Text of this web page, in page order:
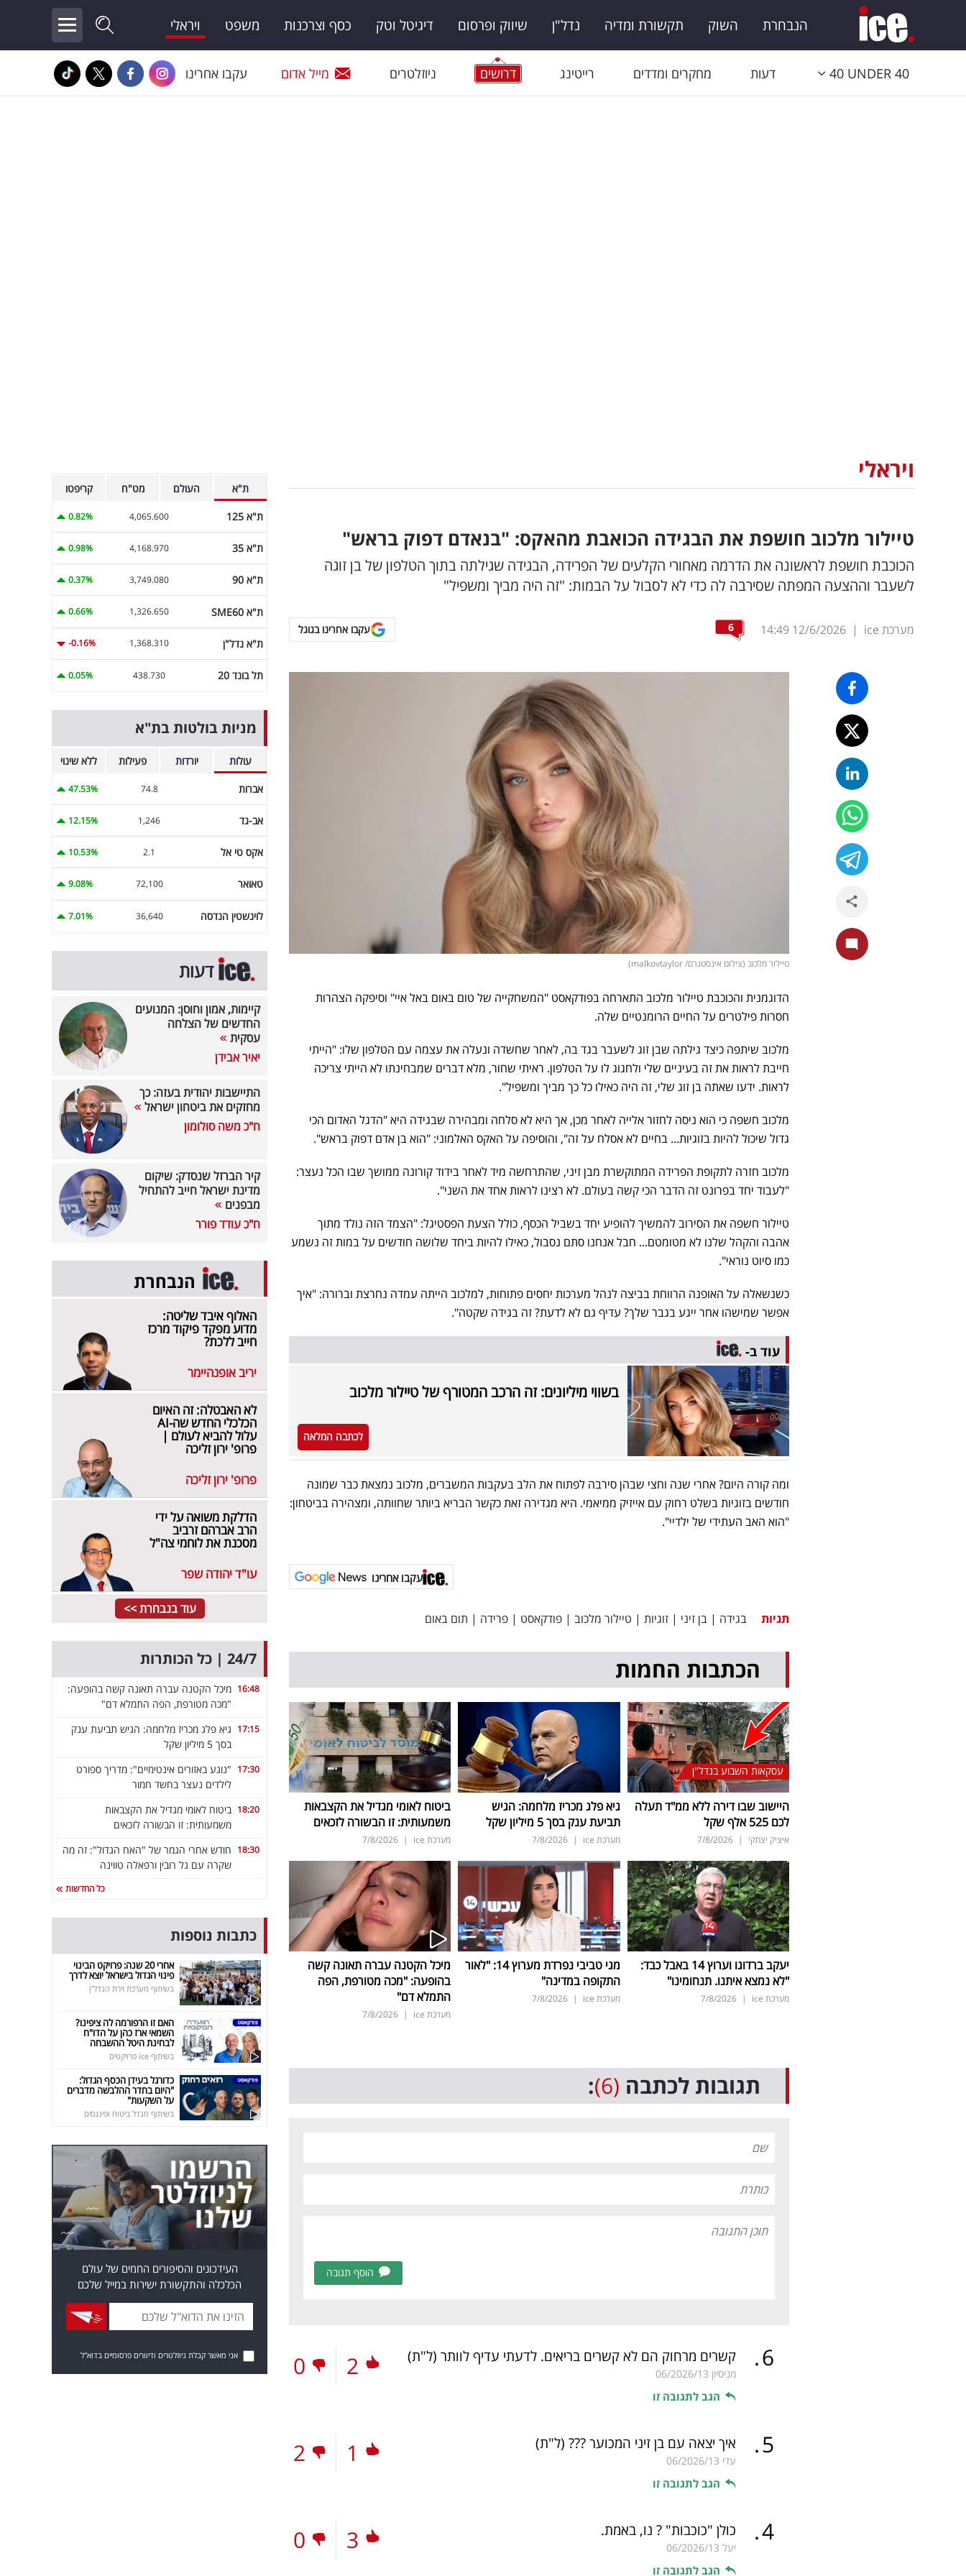
הנבחרת השוק תקשורת ומדיה נדל"ן שיווק ופרסום דיגיטל וטק כסף וצרכנות משפט ויראלי
40 UNDER 40 דעות מחקרים ומדדים רייטינג דרושים ניוזלטרים מייל אדום עקבו אחרינו
ויראלי
טיילור מלכוב חושפת את הבגידה הכואבת מהאקס: "בנאדם דפוק בראש"
הכוכבת חושפת לראשונה את הדרמה מאחורי הקלעים של הפרידה, הבגידה שגילתה בתוך הטלפון של בן זוגה
לשעבר וההצעה המפתה שסירבה לה כדי לא לסבול על הבמות: "זה היה מביך ומשפיל"
מערכת ice |
12/6/2026
14:49
6 עקבו אחרינו בגוגל
טיילור מלכוב (צילום אינסטגרם/ malkovtaylor)
הדוגמנית והכוכבת טיילור מלכוב התארחה בפודקאסט "המשחקייה של טום באום באל איי" וסיפקה הצהרות
חסרות פילטרים על החיים הרומנטיים שלה.
מלכוב שיתפה כיצד גילתה שבן זוג לשעבר בגד בה, לאחר שחשדה ונעלה את עצמה עם הטלפון שלו: "הייתי
חייבת לראות את זה בעיניים שלי ולחגוג לו על הטלפון. ראיתי שחור, מלא דברים שמבחינתו לא הייתי צריכה
לראות. ידעו שאתה בן זוג שלי, זה היה כאילו כל כך מביך ומשפיל".
מלכוב חשפה כי הוא ניסה לחזור אלייה לאחר מכן, אך היא לא סלחה ומבהירה שבגידה היא "הדגל האדום הכי
גדול שיכול להיות בזוגיות... בחיים לא אסלח על זה", והוסיפה על האקס האלמוני: "הוא בן אדם דפוק בראש".
מלכוב חזרה לתקופת הפרידה המתוקשרת מבן זיני, שהתרחשה מיד לאחר בידוד קורונה ממושך שבו הכל נעצר:
"לעבוד יחד בפרונט זה הדבר הכי קשה בעולם. לא רצינו לראות אחד את השני".
טיילור חשפה את הסירוב להמשיך להופיע יחד בשביל הכסף, כולל הצעת הפסטיגל: "הצמד הזה נולד מתוך
אהבה והקהל שלנו לא מטומטם... חבל אנחנו סתם נסבול, כאילו להיות ביחד שלושה חודשים על במות זה נשמע
כמו סיוט נוראי".
כשנשאלה על האופנה הרווחת בביצה לנהל מערכות יחסים פתוחות, למלכוב הייתה עמדה נחרצת וברורה: "איך
אפשר שמישהו אחר ייגע בגבר שלך? עדיף גם לא לדעת? זה בגידה שקטה".
עוד ב-
בשווי מיליונים: זה הרכב המטורף של טיילור מלכוב
לכתבה המלאה
ומה קורה היום? אחרי שנה וחצי שבהן סירבה לפתוח את הלב בעקבות המשברים, מלכוב נמצאת כבר שמונה
חודשים בזוגיות בשלט רחוק עם אייזיק ממיאמי. היא מגדירה זאת כקשר הבריא ביותר שחוותה, ומצהירה בביטחון:
"הוא האב העתידי של ילדיי".
עקבו אחרינו
תגיות בגידה | בן זיני | זוגיות | טיילור מלכוב | פודקאסט | פרידה | תום באום
הכתבות החמות
עסקאות השבוע בנדל"ן
היישוב שבו דירה ללא ממ"ד תעלה
לכם 525 אלף שקל
איציק יצחקי |
7/8/2026
גיא פלג מכריז מלחמה: הגיש
תביעת ענק בסך 5 מיליון שקל
מערכת ice |
7/8/2026
ביטוח לאומי מגדיל את הקצבאות
משמעותית: זו הבשורה לזכאים
מערכת ice |
7/8/2026
יעקב ברדוגו וערוץ 14 באבל כבד:
"לא נמצא איתנו. תנחומינו"
מערכת ice |
7/8/2026
מגי טביבי נפרדת מערוץ 14: "לאור
התקופה במדינה"
מערכת ice |
7/8/2026
מיכל הקטנה עברה תאונה קשה
בהופעה: "מכה מטורפת, הפה
התמלא דם"
מערכת ice |
7/8/2026
תגובות לכתבה (6)
:
הוסף תגובה
6
. קשרים מרחוק הם לא קשרים בריאים. לדעתי עדיף לוותר (ל"ת)
מניסיון 06/2026/13
הגב לתגובה זו
2
0
5
. איך יצאה עם בן זיני המכוער ??? (ל"ת)
עדי 06/2026/13
הגב לתגובה זו
1
2
4
. כולן "כוכבות" ? נו, באמת.
יעל 06/2026/13
הגב לתגובה זו
3
0
ת"א העולם מט"ח קריפטו
ת"א 125 4,065.600
0.82%
ת"א 35 4,168.970
0.98%
ת"א 90 3,749.080
0.37%
ת"א SME60 1,326.650
0.66%
ת"א נדל"ן 1,368.310
-0.16%
תל בונד 20 438.730
0.05%
מניות בולטות בת"א
עולות יורדות פעילות ללא שינוי
אברות 74.8
47.53%
אב-גד 1,246
12.15%
אקס טי אל 2.1
10.53%
טאואר 72,100
9.08%
לוינשטין הנדסה 36,640
7.01%
דעות
קיימות, אמון וחוסן: המנועים
החדשים של הצלחה
עסקית
יאיר אבידן
התיישבות יהודית בעזה: כך
מחזקים את ביטחון ישראל
ח"כ משה סולומון
קיר הברזל שנסדק: שיקום
מדינת ישראל חייב להתחיל
מבפנים
ח"כ עודד פורר
הנבחרת
האלוף איבד שליטה:
מדוע מפקד פיקוד מרכז
חייב ללכת?
יריב אופנהיימר
לא האבטלה: זה האיום
הכלכלי החדש שה-AI
עלול להביא לעולם |
פרופ' ירון זליכה
פרופ' ירון זליכה
הדלקת משואה על ידי
הרב אברהם זרביב
מסכנת את לוחמי צה"ל
עו"ד יהודה שפר
עוד בנבחרת >>
24/7 | כל הכותרות
16:48 מיכל הקטנה עברה תאונה קשה בהופעה:
"מכה מטורפת, הפה התמלא דם"
17:15 גיא פלג מכריז מלחמה: הגיש תביעת ענק
בסך 5 מיליון שקל
17:30 "נוגע באזורים אינטימיים": מדריך ספורט
לילדים נעצר בחשד חמור
18:20 ביטוח לאומי מגדיל את הקצבאות
משמעותית: זו הבשורה לזכאים
18:30 חודש אחרי הגמר של "האח הגדול": זה מה
שקרה עם גל רובין ורפאלה טווינה
כל החדשות
כתבות נוספות
אחרי 20 שנה: פרויקט הבינוי
פינוי הגדול בישראל יוצא לדרך
בשיתוף מערכת זירת הנדל"ן
האם זו הרפורמה לה ציפינו?
השמאי ארז כהן על הדו"ח
לבחינת היטל ההשבחה
בשיתוף ice פרויקטים
כדורגל בעידן הכסף הגדול:
"היום בחדר ההלבשה מדברים
על השקעות"
בשיתוף מגדל ביטוח ופיננסים
העידכונים והסיפורים החמים של עולם
הכלכלה והתקשורת ישירות במייל שלכם
אני מאשר קבלת ניוזלטרים ודיוורים פרסומיים בדוא"ל